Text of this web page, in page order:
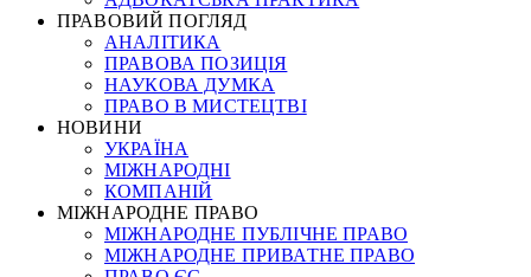
ПРАВОВИЙ ПОГЛЯД
АНАЛІТИКА
ПРАВОВА ПОЗИЦІЯ
НАУКОВА ДУМКА
ПРАВО В МИСТЕЦТВІ
НОВИНИ
УКРАЇНА
МІЖНАРОДНІ
КОМПАНІЙ
МІЖНАРОДНЕ ПРАВО
МІЖНАРОДНЕ ПУБЛІЧНЕ ПРАВО
МІЖНАРОДНЕ ПРИВАТНЕ ПРАВО